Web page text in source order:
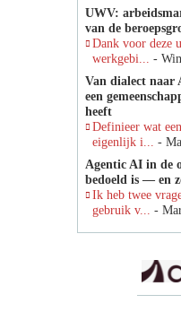
UWV:
van de
Dank voor deze
werkgebi... -
Van dialect naar
een
heeft
Definieer wat
eigenlijk i... -
Agentic AI in de
bedoeld is — en
Ik heb twee
gebruik v... -